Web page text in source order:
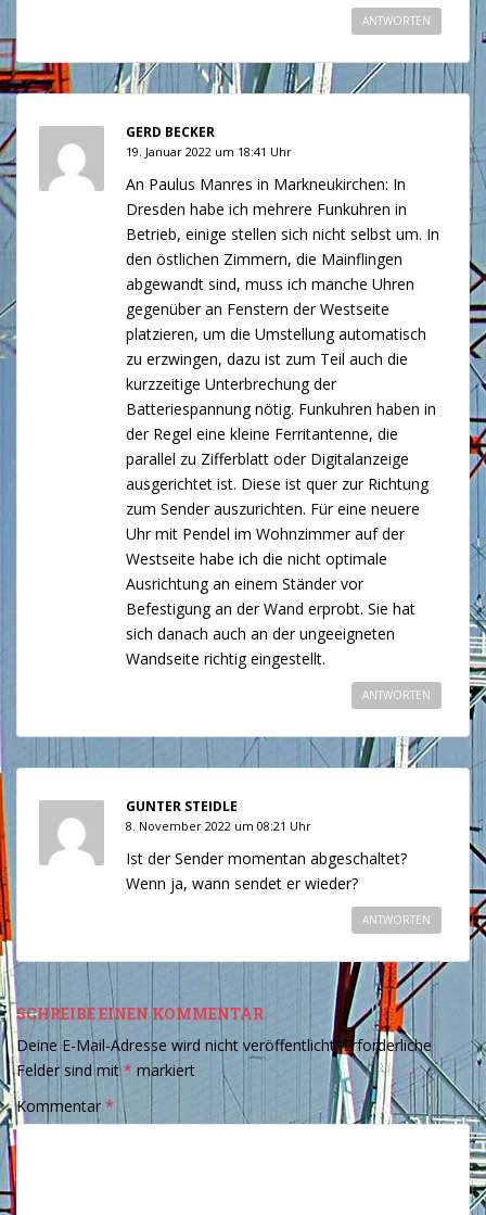
ANTWORTEN
GERD BECKER
19. Januar 2022 um 18:41 Uhr
An Paulus Manres in Markneukirchen: In
Dresden habe ich mehrere Funkuhren in
Betrieb, einige stellen sich nicht selbst um. In
den östlichen Zimmern, die Mainflingen
abgewandt sind, muss ich manche Uhren
gegenüber an Fenstern der Westseite
platzieren, um die Umstellung automatisch
zu erzwingen, dazu ist zum Teil auch die
kurzzeitige Unterbrechung der
Batteriespannung nötig. Funkuhren haben in
der Regel eine kleine Ferritantenne, die
parallel zu Zifferblatt oder Digitalanzeige
ausgerichtet ist. Diese ist quer zur Richtung
zum Sender auszurichten. Für eine neuere
Uhr mit Pendel im Wohnzimmer auf der
Westseite habe ich die nicht optimale
Ausrichtung an einem Ständer vor
Befestigung an der Wand erprobt. Sie hat
sich danach auch an der ungeeigneten
Wandseite richtig eingestellt.
ANTWORTEN
GUNTER STEIDLE
8. November 2022 um 08:21 Uhr
Ist der Sender momentan abgeschaltet?
Wenn ja, wann sendet er wieder?
ANTWORTEN
SCHREIBE EINEN KOMMENTAR
Deine E-Mail-Adresse wird nicht veröffentlicht. Erforderliche
Felder sind mit* markiert
Kommentar *